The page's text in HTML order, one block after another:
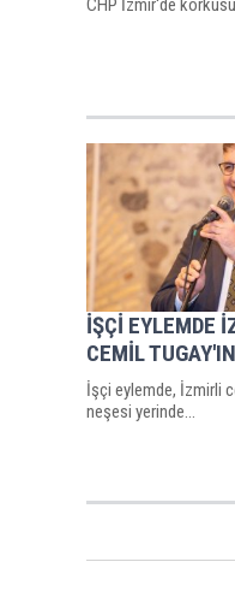
CHP İzmir'de
İŞÇİ EYLEMDE
CEMİL
İşçi eylemde, İzmirli
neşesi yerinde...